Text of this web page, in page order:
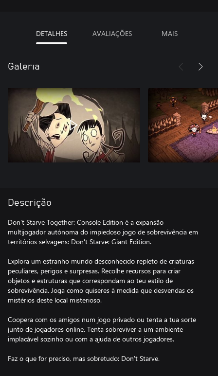
DETALHES AVALIAÇÕES MAIS
Galeria
Descrição
Don't Starve Together: Console Edition é a expansão
multijogador autónoma do impiedoso jogo de sobrevivência em
territórios selvagens: Don't Starve: Giant Edition.
Explora um estranho mundo desconhecido repleto de criaturas
peculiares, perigos e surpresas. Recolhe recursos para criar
objetos e estruturas que correspondam ao teu estilo de
sobrevivência. Joga como quiseres à medida que desvendas os
mistérios deste local misterioso.
Coopera com os amigos num jogo privado ou tenta a tua sorte
junto de jogadores online. Tenta sobreviver a um ambiente
implacável sozinho ou com a ajuda de outros jogadores.
Faz o que for preciso, mas sobretudo: Don't Starve.